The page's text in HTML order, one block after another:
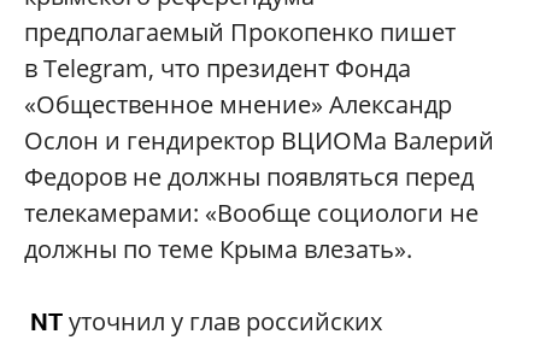
предполагаемый Прокопенко пишет
в Telegram, что президент Фонда
«Общественное мнение» Александр
Ослон и гендиректор ВЦИОМа Валерий
Федоров не должны появляться перед
телекамерами: «Вообще социологи не
должны по теме Крыма влезать».
NTуточнил у глав российских